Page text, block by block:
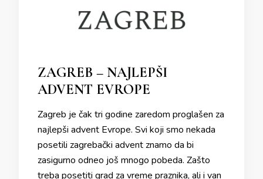
ZAGREB – NAJLEPŠI
ADVENT EVROPE
Zagreb je čak tri godine zaredom proglašen za
najlepši advent Evrope. Svi koji smo nekada
posetili zagrebački advent znamo da bi
zasigurno odneo još mnogo pobeda. Zašto
treba posetiti grad za vreme praznika, ali i van